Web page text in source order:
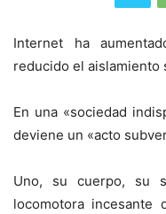
Internet ha
reducido el aislamiento
En una «sociedad
deviene un «acto
Uno, su cuerpo, su
locomotora